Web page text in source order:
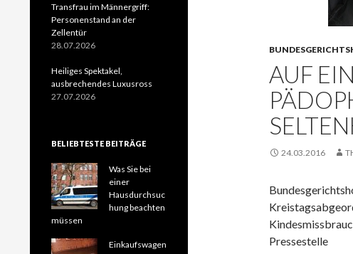
AUF
24.03.2016
Transfrau im Männergriff:
Personenstand an der
Zellentür
28.07.2026
Heiliges Spektakel,
ausbrechendes Luxusross
27.07.2026
BELIEBTESTE BEITRÄGE
Was Sie bei
einer
Hausdurchsuc
hung beachten
müssen
Einkaufswagen